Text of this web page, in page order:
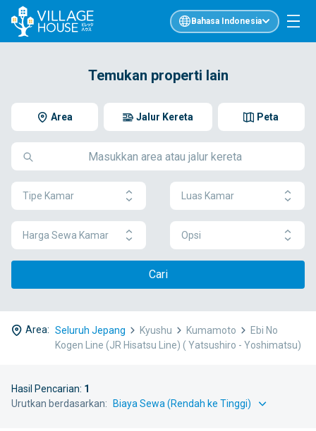
Bahasa Indonesia
Temukan properti lain
Area Peta
Jalur Kereta
Tipe Kamar Luas Kamar
Harga Sewa Kamar Opsi
Cari
Area: Seluruh Jepang Kyushu Kumamoto
Ebi No
Kogen Line (JR Hisatsu Line) ( Yatsushiro - Yoshimatsu)
Hasil Pencarian: 1
Urutkan berdasarkan: